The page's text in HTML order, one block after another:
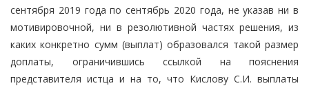
сентября 2019 года по сентябрь 2020 года, не указав ни в
мотивировочной, ни в резолютивной частях решения, из
каких конкретно сумм (выплат) образовался такой размер
доплаты, ограничившись ссылкой на пояснения
представителя истца и на то, что Кислову С.И. выплаты